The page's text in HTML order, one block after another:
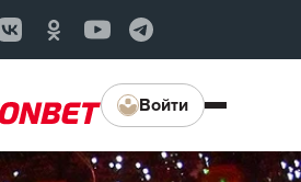
Войти